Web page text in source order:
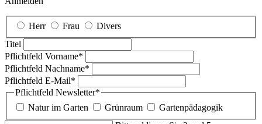
Herr Frau
Divers
Titel
Pflichtfeld Vorname*
Pflichtfeld Nachname*
Pflichtfeld E-Mail*
Pflichtfeld Newsletter*
Natur im Garten
Grünraum
Gartenpädagogik